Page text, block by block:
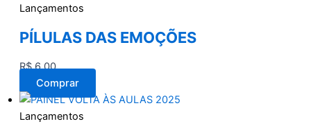
Lançamentos
PÍLULAS DAS EMOÇÕES
R$6,00
Comprar
Lançamentos